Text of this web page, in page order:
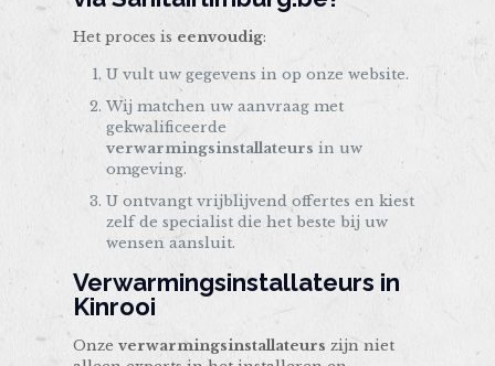
Het proces is eenvoudig:
U vult uw gegevens in op onze website.
Wij matchen uw aanvraag met
gekwalificeerde
verwarmingsinstallateurs in uw
omgeving.
U ontvangt vrijblijvend offertes en kiest
zelf de specialist die het beste bij uw
wensen aansluit.
Verwarmingsinstallateurs in
Kinrooi
Onzeverwarmingsinstallateurs zijn niet